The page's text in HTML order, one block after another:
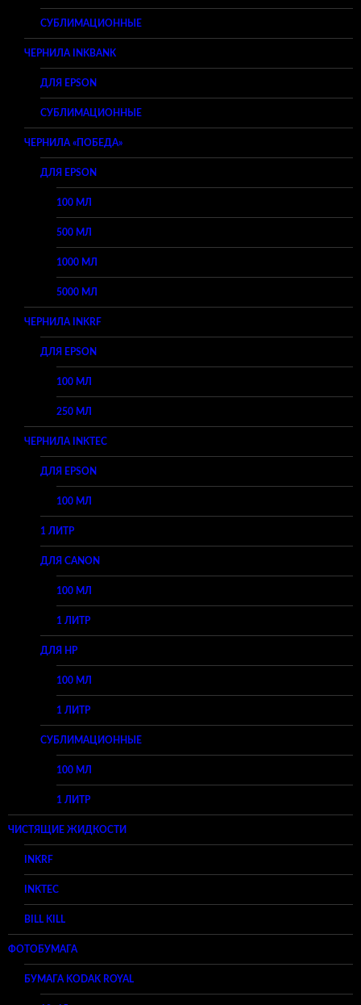
СУБЛИМАЦИОННЫЕ
ЧЕРНИЛА INKBANK
ДЛЯ EPSON
СУБЛИМАЦИОННЫЕ
ЧЕРНИЛА «ПОБЕДА»
ДЛЯ EPSON
100 МЛ
500 МЛ
1000 МЛ
5000 МЛ
ЧЕРНИЛА INKRF
ДЛЯ EPSON
100 МЛ
250 МЛ
ЧЕРНИЛА INKTEC
ДЛЯ EPSON
100 МЛ
1 ЛИТР
ДЛЯ CANON
100 МЛ
1 ЛИТР
ДЛЯ HP
100 МЛ
1 ЛИТР
СУБЛИМАЦИОННЫЕ
100 МЛ
1 ЛИТР
ЧИСТЯЩИЕ ЖИДКОСТИ
INKRF
INKTEC
BILL KILL
ФОТОБУМАГА
БУМАГА KODAK ROYAL